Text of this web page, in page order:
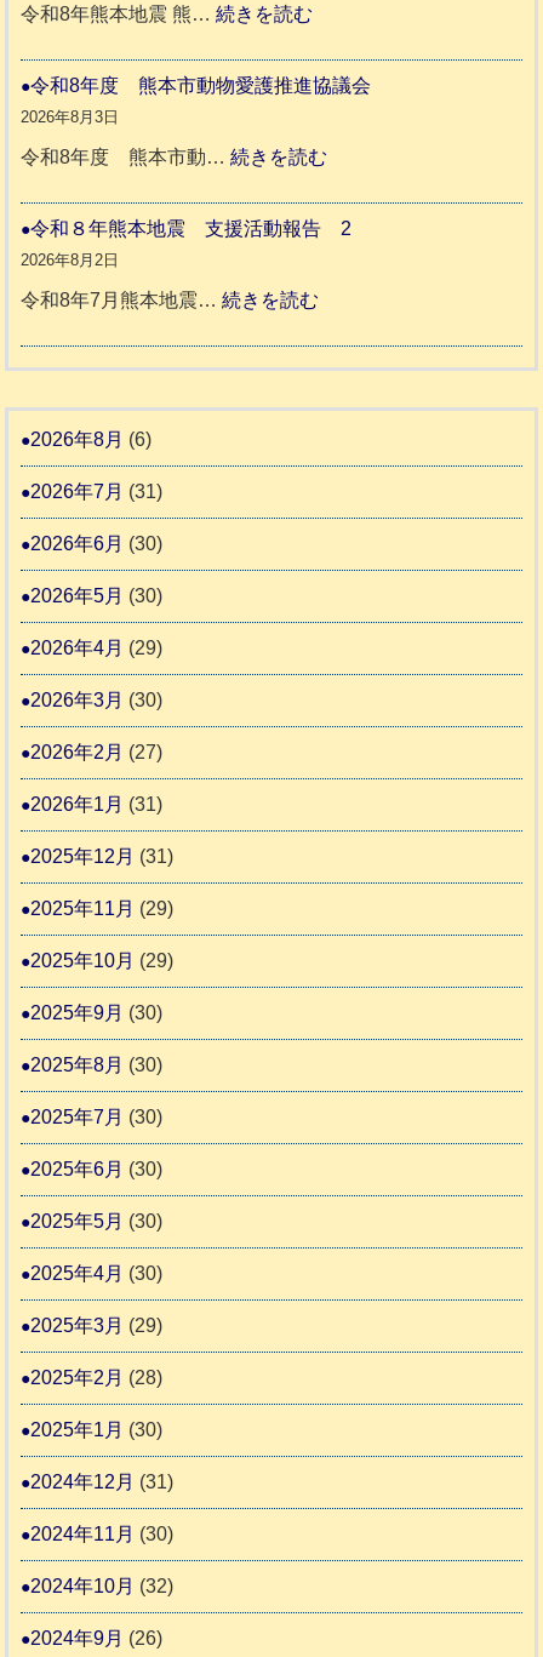
人
ホ
日
記
本
支
報
3
令和8年熊本地震 熊…続きを読む
災
ッ
一
り
り
令和8年度 熊本市動物愛護推進協議会
2026年8月3日
令和8年度 熊本市動…続きを読む
和
市
議
令和８年熊本地震 支援活動報告 2
2026年8月2日
令和8年7月熊本地震…続きを読む
和
熊
震
援
報
2026年8月 (6)
2026年7月 (31)
2026年6月 (30)
2026年5月 (30)
2026年4月 (29)
2026年3月 (30)
2026年2月 (27)
2026年1月 (31)
2025年12月 (31)
2025年11月 (29)
2025年10月 (29)
2025年9月 (30)
2025年8月 (30)
2025年7月 (30)
2025年6月 (30)
2025年5月 (30)
2025年4月 (30)
2025年3月 (29)
2025年2月 (28)
2025年1月 (30)
2024年12月 (31)
2024年11月 (30)
2024年10月 (32)
2024年9月 (26)